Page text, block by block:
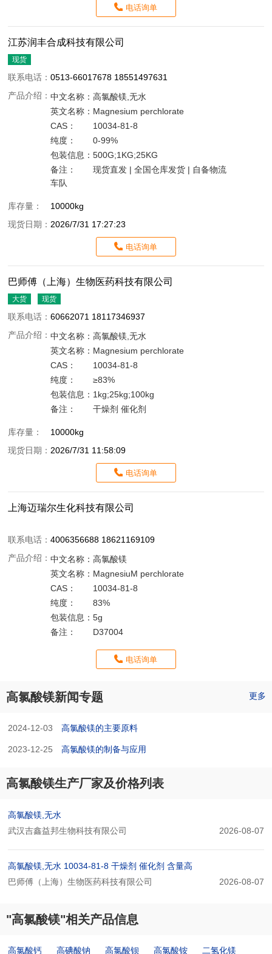
电话询单
江苏润丰合成科技有限公司
现货
联系电话：0513-66017678 18551497631
产品介绍：中文名称：高氯酸镁,无水
英文名称： Magnesium perchlorate
CAS：
10034-81-8
纯度：
0-99%
包装信息：500G;1KG;25KG
备注：
现货直发 | 全国仓库发货 | 自备物流
车队
库存量：
10000kg
现货日期： 2026/7/31 17:27:23
电话询单
巴师傅（上海）生物医药科技有限公司
大货 现货
联系电话：60662071 18117346937
产品介绍：中文名称：高氯酸镁,无水
英文名称： Magnesium perchlorate
CAS：
10034-81-8
纯度：
≥83%
包装信息： 1kg;25kg;100kg
备注：
干燥剂 催化剂
库存量：
10000kg
现货日期： 2026/7/31 11:58:09
电话询单
上海迈瑞尔生化科技有限公司
联系电话：4006356688 18621169109
产品介绍：中文名称：高氯酸镁
英文名称： MagnesiuM perchlorate
CAS：
10034-81-8
纯度：
83%
包装信息：5g
备注：
D37004
电话询单
高氯酸镁新闻专题 更多
2024-12-03 高氯酸镁的主要原料
2023-12-25 高氯酸镁的制备与应用
高氯酸镁生产厂家及价格列表
高氯酸镁,无水
武汉吉鑫益邦生物科技有限公司
2026-08-07
高氯酸镁,无水 10034-81-8 干燥剂 催化剂 含量高
巴师傅（上海）生物医药科技有限公司
2026-08-07
"高氯酸镁"相关产品信息
高氯酸钙 高碘酸钠 高氯酸钡 高氯酸铵 二氢化镁